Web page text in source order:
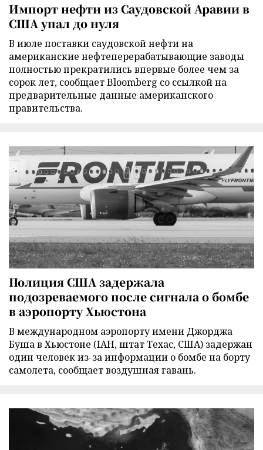
Импорт нефти из Саудовской Аравии в
США упал до нуля
В июле поставки саудовской нефти на
американские нефтеперерабатывающие заводы
полностью прекратились впервые более чем за
сорок лет, сообщает Bloomberg со ссылкой на
предварительные данные американского
правительства.
Полиция США задержала
подозреваемого после сигнала о бомбе
в аэропорту Хьюстона
В международном аэропорту имени Джорджа
Буша в Хьюстоне (IAH, штат Техас, США) задержан
один человек из-за информации о бомбе на борту
самолета, сообщает воздушная гавань.